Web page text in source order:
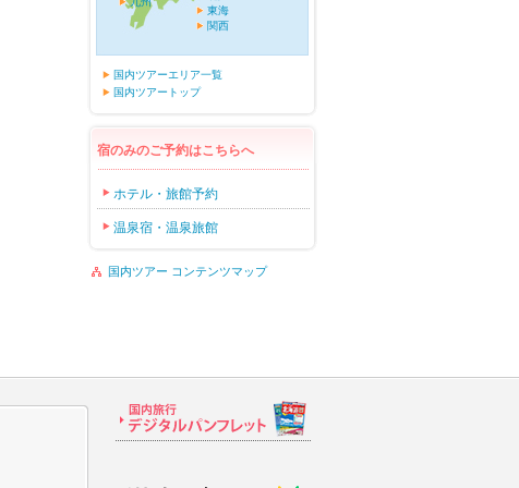
東海
関西
国内ツアーエリア一覧
国内ツアートップ
宿のみのご予約はこちらへ
ホテル・旅館予約
温泉宿・温泉旅館
国内ツアー コンテンツマップ